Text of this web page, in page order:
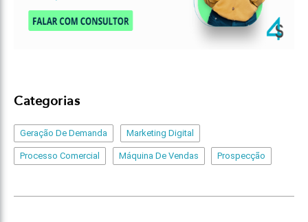
Categorias
Geração De Demanda Marketing Digital
Processo Comercial Máquina De Vendas Prospecção